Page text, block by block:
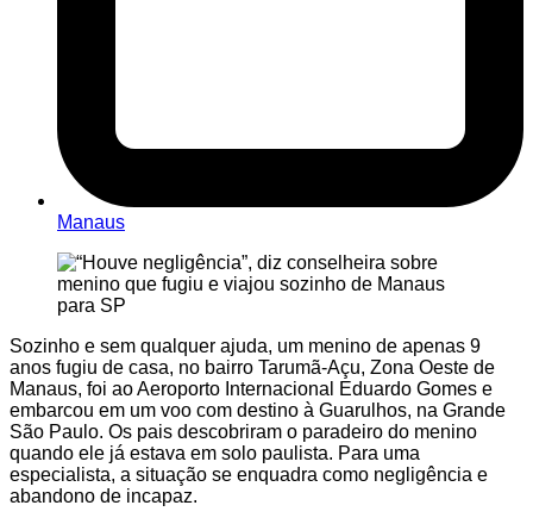
Manaus
Sozinho e sem qualquer ajuda, um menino de apenas 9
anos fugiu de casa, no bairro Tarumã-Açu, Zona Oeste de
Manaus, foi ao Aeroporto Internacional Eduardo Gomes e
embarcou em um voo com destino à Guarulhos, na Grande
São Paulo. Os pais descobriram o paradeiro do menino
quando ele já estava em solo paulista. Para uma
especialista, a situação se enquadra como negligência e
abandono de incapaz.